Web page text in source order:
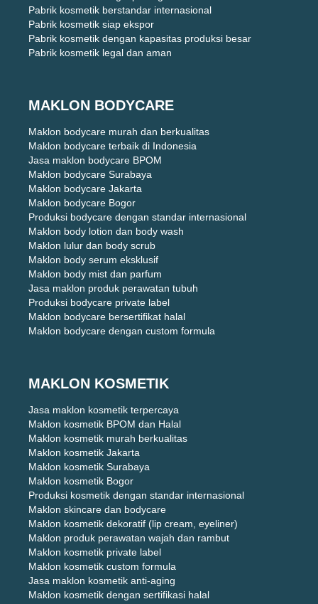
Pabrik kosmetik berstandar internasional
Pabrik kosmetik siap ekspor
Pabrik kosmetik dengan kapasitas produksi besar
Pabrik kosmetik legal dan aman
MAKLON BODYCARE
Maklon bodycare murah dan berkualitas
Maklon bodycare terbaik di Indonesia
Jasa maklon bodycare BPOM
Maklon bodycare Surabaya
Maklon bodycare Jakarta
Maklon bodycare Bogor
Produksi bodycare dengan standar internasional
Maklon body lotion dan body wash
Maklon lulur dan body scrub
Maklon body serum eksklusif
Maklon body mist dan parfum
Jasa maklon produk perawatan tubuh
Produksi bodycare private label
Maklon bodycare bersertifikat halal
Maklon bodycare dengan custom formula
MAKLON KOSMETIK
Jasa maklon kosmetik terpercaya
Maklon kosmetik BPOM dan Halal
Maklon kosmetik murah berkualitas
Maklon kosmetik Jakarta
Maklon kosmetik Surabaya
Maklon kosmetik Bogor
Produksi kosmetik dengan standar internasional
Maklon skincare dan bodycare
Maklon kosmetik dekoratif (lip cream, eyeliner)
Maklon produk perawatan wajah dan rambut
Maklon kosmetik private label
Maklon kosmetik custom formula
Jasa maklon kosmetik anti-aging
Maklon kosmetik dengan sertifikasi halal